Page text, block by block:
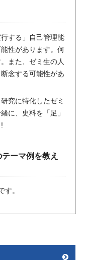
する」自己管理能
性があります。何
また、ゼミ生の人
念する可能性があ
究に特化したゼミ
に、史料を「足」
ーマ例を教え
。